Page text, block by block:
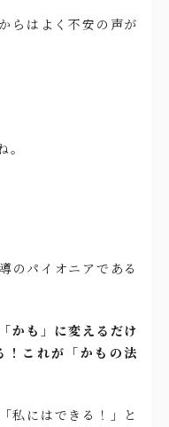
らはよく不安の声が
のパイオニアである
かも」に変えるだけ
！これが「かもの法
私にはできる！」と